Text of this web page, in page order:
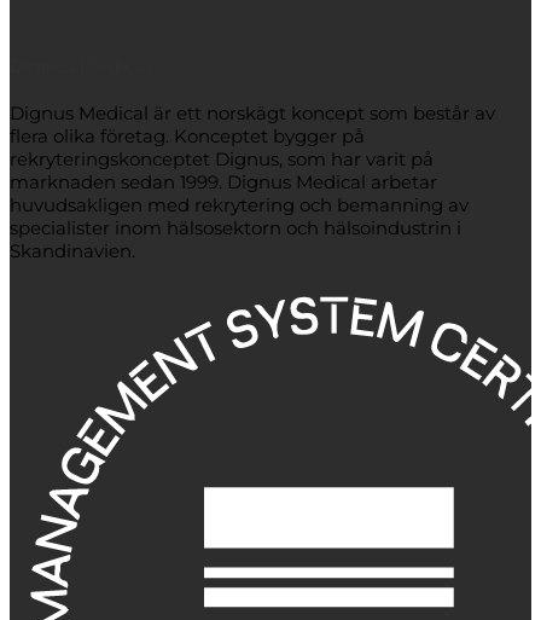
Dignus Medical är ett norskägt koncept som består av
flera olika företag. Konceptet bygger på
rekryteringskonceptet Dignus, som har varit på
marknaden sedan 1999. Dignus Medical arbetar
huvudsakligen med rekrytering och bemanning av
specialister inom hälsosektorn och hälsoindustrin i
Skandinavien.